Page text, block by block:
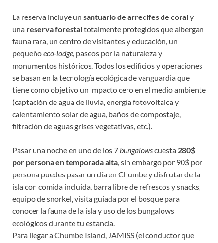
La reserva incluye un santuario de arrecifes de coraly
una reserva forestaltotalmente protegidos que albergan
fauna rara, un centro de visitantes y educación, un
pequeñoeco-lodge , paseos por la naturaleza y
monumentos históricos. Todos los edificios y operaciones
se basan en la tecnología ecológica de vanguardia que
tiene como objetivo un impacto cero en el medio ambiente
(captación de agua de lluvia, energía fotovoltaica y
calentamiento solar de agua, baños de compostaje,
filtración de aguas grises vegetativas, etc.).
Pasar una noche en uno de los 7 bungalowscuesta 280$
por persona en temporada alta , sin embargo por 90$ por
persona puedes pasar un día en Chumbe y disfrutar de la
isla con comida incluida, barra libre de refrescos y snacks,
equipo de snorkel, visita guiada por el bosque para
conocer la fauna de la isla y uso de los bungalows
ecológicos durante tu estancia.
Para llegar a Chumbe Island, JAMISS (el conductor que